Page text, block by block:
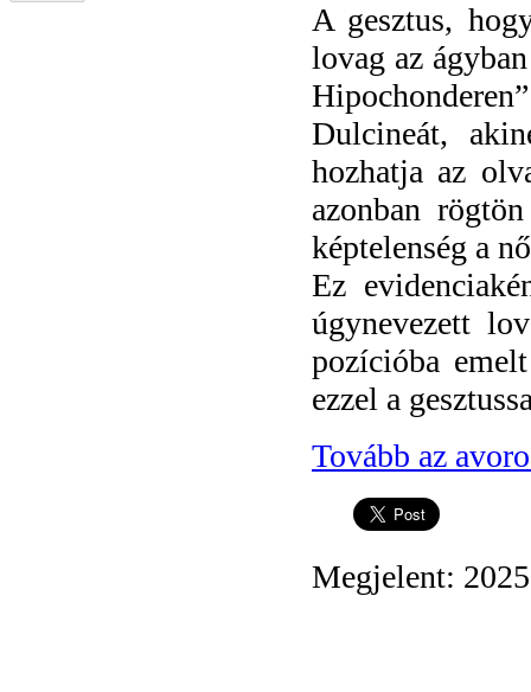
A gesztus,
lovag az
Dulcineát,
hozhatja az
azonban
képtelenség a
Ez
úgynevezett
pozícióba
ezzel a
Tovább az
Megjelent: